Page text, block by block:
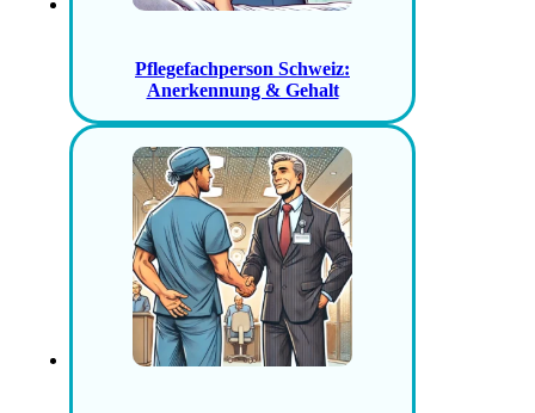
Pflegefachperson Schweiz:
Anerkennung & Gehalt